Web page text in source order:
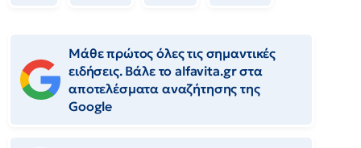
Μάθε πρώτος όλες τις σημαντικές
ειδήσεις. Βάλε το alfavita.gr στα
αποτελέσματα αναζήτησης της
Google